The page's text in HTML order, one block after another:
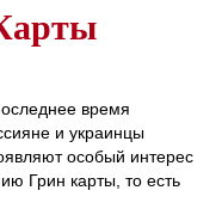
время
и украинцы
особый интерес
Грин карты, то есть